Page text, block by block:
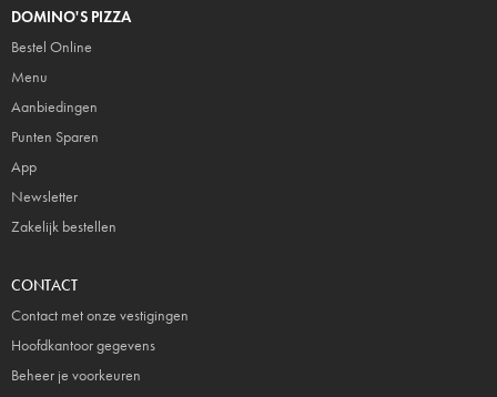
DOMINO'S PIZZA
Bestel Online
Menu
Aanbiedingen
Punten Sparen
App
Newsletter
Zakelijk bestellen
CONTACT
Contact met onze vestigingen
Hoofdkantoor gegevens
Beheer je voorkeuren